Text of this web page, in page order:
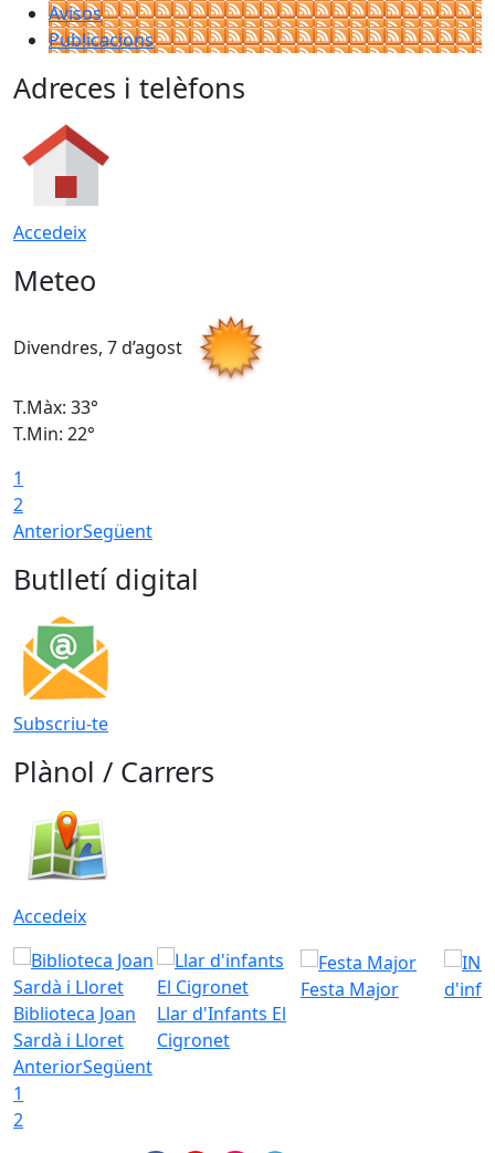
Avisos
Publicacions
Adreces i telèfons
Accedeix
Meteo
Divendres, 7 d’agost
T.Màx: 33°
T.Min: 22°
1
2
AnteriorSegüent
Butlletí digital
Subscriu-te
Plànol / Carrers
Accedeix
Biblioteca Joan
Sardà i Lloret
Llar d'Infants El
Cigronet
Festa Major
AnteriorSegüent
1
2